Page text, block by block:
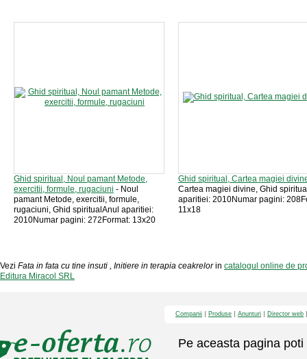
Ghid spiritual, Noul pamant Metode,
exercitii, formule, rugaciuni - Noul
pamant Metode, exercitii, formule,
rugaciuni, Ghid spiritualAnul aparitiei:
2010Numar pagini: 272Format: 13x20
Ghid spiritual, Cartea magiei
Cartea magiei divine, Ghid
aparitiei: 2010Numar pagini:
11x18
Vezi Fata in fata cu tine insuti , Initiere in terapia ceakrelorin catalogul online de
Editura Miracol SRL
Companii Produse Anunturi Director web
Pe aceasta pagina poti